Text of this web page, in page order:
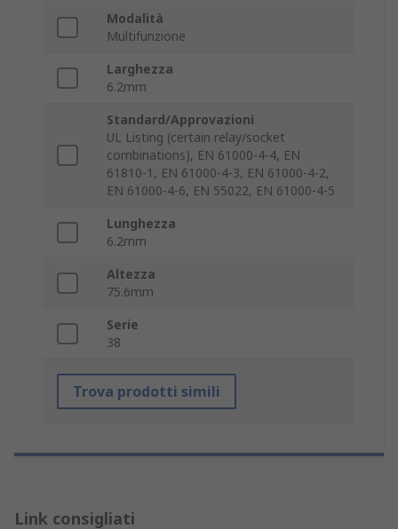
Modalità
Multifunzione
Larghezza
6.2mm
Standard/Approvazioni
UL Listing (certain relay/socket
combinations), EN 61000-4-4, EN
61810-1, EN 61000-4-3, EN 61000-4-2,
EN 61000-4-6, EN 55022, EN 61000-4-5
Lunghezza
6.2mm
Altezza
75.6mm
Serie
38
Trova prodotti simili
Link consigliati